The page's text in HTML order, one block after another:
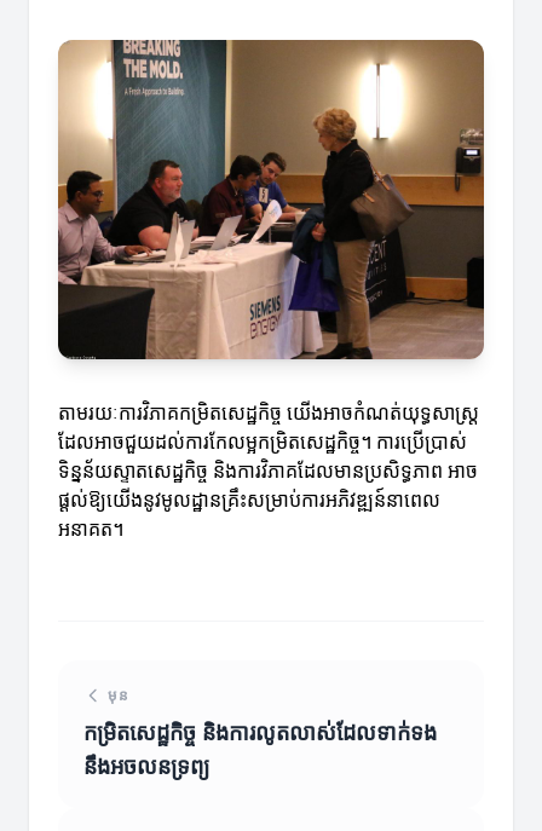
តាមរយៈការវិភាគកម្រិតសេដ្ឋកិច្ច យើងអាចកំណត់យុទ្ធសាស្ត្រ
ដែលអាចជួយដល់ការកែលម្អកម្រិតសេដ្ឋកិច្ច។ ការប្រើប្រាស់
ទិន្នន័យស្ទាតសេដ្ឋកិច្ច និងការវិភាគដែលមានប្រសិទ្ធភាព អាច
ផ្តល់ឱ្យយើងនូវមូលដ្ឋានគ្រឹះសម្រាប់ការអភិវឌ្ឍន៍នាពេល
អនាគត។
មុន
កម្រិតសេដ្ឋកិច្ច និងការលូតលាស់ដែលទាក់ទង
នឹងអចលនទ្រព្យ